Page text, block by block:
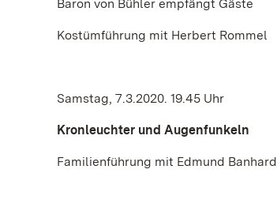
Baron von Bühler empfängt Gäste
Kostümführung mit Herbert Rommel
Samstag, 7.3.2020. 19.45 Uhr
Kronleuchter und Augenfunkeln
Familienführung mit Edmund Banhard